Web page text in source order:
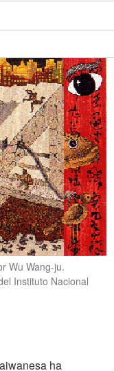
Wu Wang-ju.
Instituto Nacional
ha